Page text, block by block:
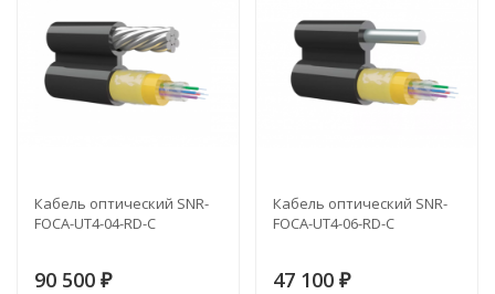
Кабель оптический SNR-
FOCA-UT4-04-RD-C
90 500 ₽
Кабель оптический SNR-
FOCA-UT4-06-RD-C
47 100 ₽